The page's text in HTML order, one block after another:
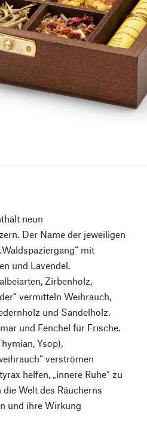
neun
Der Name der jeweiligen
mit
und Lavendel.
Zirbenholz,
vermitteln Weihrauch,
und Sandelholz.
und Fenchel für Frische.
Ysop),
verströmen
helfen, „innere Ruhe“ zu
Welt des Räucherns
und ihre Wirkung